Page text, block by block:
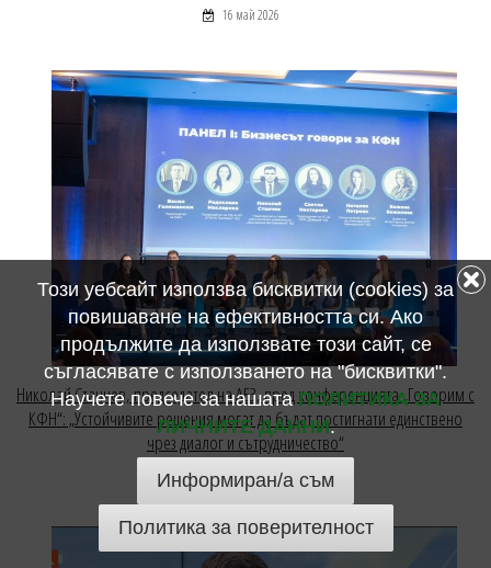
16 май 2026
Николай Станчев, председател на АБЗ, пред конференцията „Говорим с
КФН“: „Устойчивите решения могат да бъдат постигнати единствено
чрез диалог и сътрудничество“
Този уебсайт използва бисквитки (cookies) за
повишаване на ефективността си. Ако
продължите да използвате този сайт, се
съгласявате с използването на "бисквитки".
Научете повече за нашатаПОЛИТИКА ЗА
ЛИЧНИТЕ ДАННИ.
Информиран/а съм
Политика за поверителност